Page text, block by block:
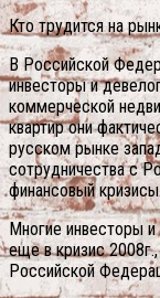
Кто трудится на
В Российской
инвесторы и
коммерческой
квартир они
русском рынке
сотрудничества с
финансовый
Многие инвесторы
еще в кризис
Российской